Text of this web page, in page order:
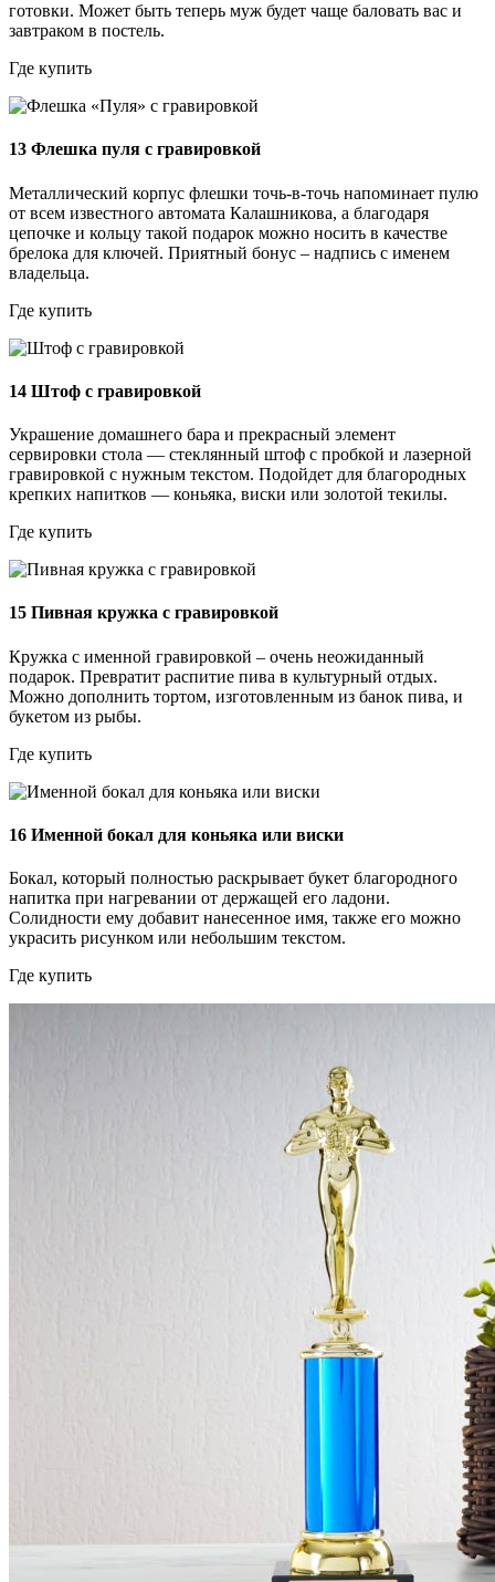
готовки. Может быть теперь муж будет чаще баловать вас и
завтраком в постель.
Где купить
13 Флешка пуля с гравировкой
Металлический корпус флешки точь-в-точь напоминает пулю
от всем известного автомата Калашникова, а благодаря
цепочке и кольцу такой подарок можно носить в качестве
брелока для ключей. Приятный бонус – надпись с именем
владельца.
Где купить
14 Штоф с гравировкой
Украшение домашнего бара и прекрасный элемент
сервировки стола — стеклянный штоф с пробкой и лазерной
гравировкой с нужным текстом. Подойдет для благородных
крепких напитков — коньяка, виски или золотой текилы.
Где купить
15 Пивная кружка с гравировкой
Кружка с именной гравировкой – очень неожиданный
подарок. Превратит распитие пива в культурный отдых.
Можно дополнить тортом, изготовленным из банок пива, и
букетом из рыбы.
Где купить
16 Именной бокал для коньяка или виски
Бокал, который полностью раскрывает букет благородного
напитка при нагревании от держащей его ладони.
Солидности ему добавит нанесенное имя, также его можно
украсить рисунком или небольшим текстом.
Где купить